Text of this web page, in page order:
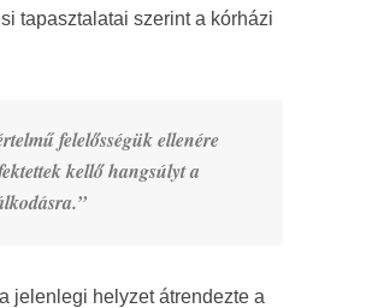
tapasztalatai szerint a kórházi
felelősségük ellenére
kellő hangsúlyt a
jelenlegi helyzet átrendezte a